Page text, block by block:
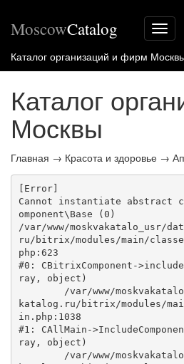
Меню
сайта
MoscowCatalog
Каталог организаций и фирм
Каталог
Москвы
Главная → Красота и здоровье →
[Error]
Cannot instantiate abstract
omponent\Base (0)
/var/www/moskvakatalo_usr/
ru/bitrix/modules/main/
php:623
#0: CBitrixComponent-
ray, object)
katalog.ru/bitrix/modules/
in.php:1038
#1: CAllMain-
ray, object)